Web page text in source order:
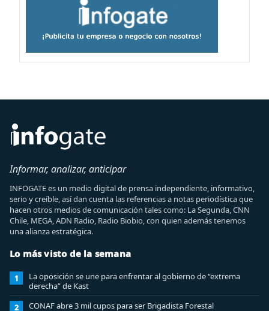
Informar, analizar, anticipar
INFOGATE es un medio digital de prensa independiente, informativo,
serio y creíble, así dan cuenta las referencias a notas periodística que
hacen otros medios de comunicación tales como: La Segunda, CNN
Chile, MEGA, ADN Radio, Radio Biobio, con quien además tenemos
una alianza estratégica.
Lo más visto de la semana
1
La oposición se une para enfrentar al gobierno de “extrema
derecha” de Kast
2 CONAF abre 3 mil cupos para ser Brigadista Forestal